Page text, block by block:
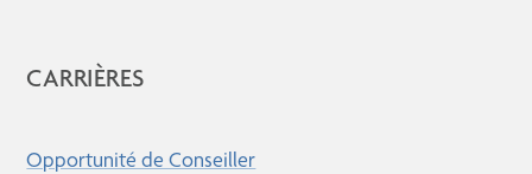
CARRIÈRES
Opportunité de Conseiller